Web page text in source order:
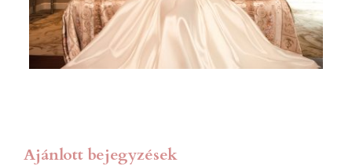
Ajánlott bejegyzések